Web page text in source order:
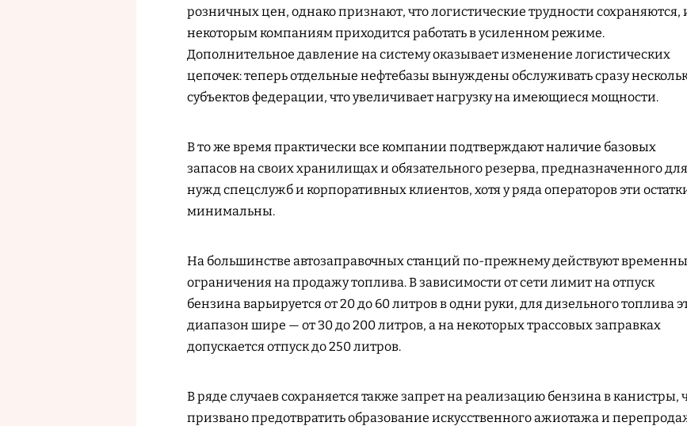
розничных цен, однако признают, что логистические трудности сохраняются,
некоторым компаниям приходится работать в усиленном режиме.
Дополнительное давление на систему оказывает изменение логистических
цепочек: теперь отдельные нефтебазы вынуждены обслуживать сразу
субъектов федерации, что увеличивает нагрузку на имеющиеся мощности.
В то же время практически все компании подтверждают наличие базовых
запасов на своих хранилищах и обязательного резерва, предназначенного для
нужд спецслужб и корпоративных клиентов, хотя у ряда операторов эти
минимальны.
На большинстве автозаправочных станций по-прежнему действуют
ограничения на продажу топлива. В зависимости от сети лимит на отпуск
бензина варьируется от 20 до 60 литров в одни руки, для дизельного топлива
диапазон шире — от 30 до 200 литров, а на некоторых трассовых заправках
допускается отпуск до 250 литров.
В ряде случаев сохраняется также запрет на реализацию бензина в канистры,
призвано предотвратить образование искусственного ажиотажа и